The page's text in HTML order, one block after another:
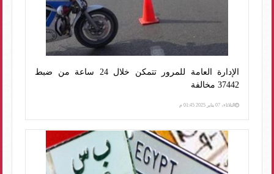
الإدارة العامة للمرور تتمكن خلال 24 ساعة من ضبط
37442 مخالفة
الثلاثاء، 07 يناير 2025 01:45 م